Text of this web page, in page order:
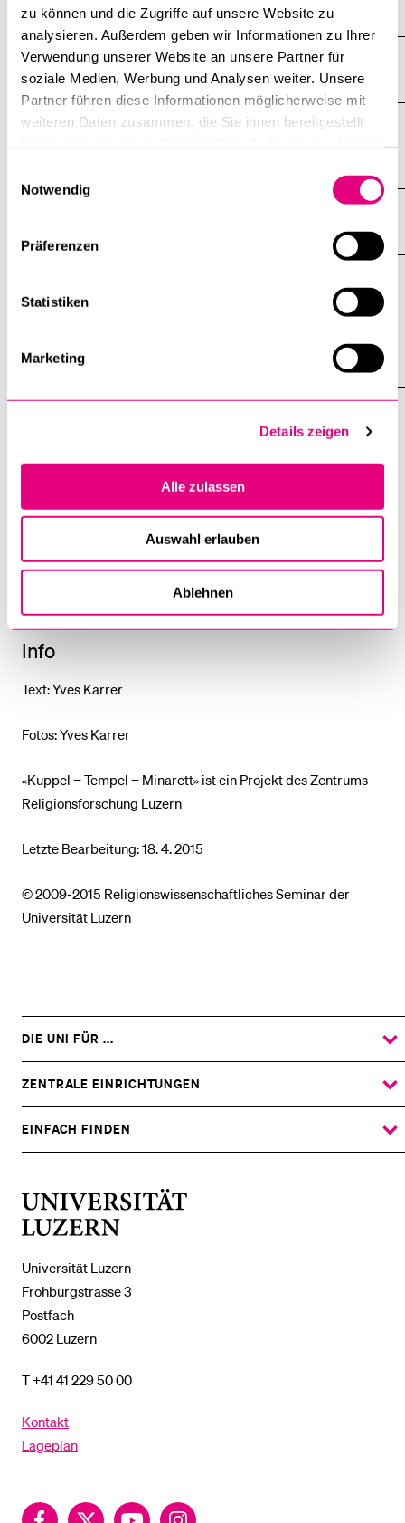
zu können und die Zugriffe auf unsere Website zu
analysieren. Außerdem geben wir Informationen zu Ihrer
Verwendung unserer Website an unsere Partner für
soziale Medien, Werbung und Analysen weiter. Unsere
Partner führen diese Informationen möglicherweise mit
weiteren Daten zusammen, die Sie ihnen bereitgestellt
Notwendig
Präferenzen
Statistiken
Marketing
Details zeigen
Alle zulassen
Auswahl erlauben
Ablehnen
Alle anzeigen
Sektionen
des
öffnen
Lage
Sichtbarmachung
Religiöse Tradition
Homepage der Kirche in Meyrin
Koptisch-orthodoxe Kirche in der Schweiz
Koptisch-orthodoxe Kirche in der Deutschschweiz
Info
Text: Yves Karrer
Fotos: Yves Karrer
«Kuppel − Tempel − Minarett» ist ein Projekt des Zentrums
Religionsforschung Luzern
Letzte Bearbeitung: 18. 4. 2015
© 2009-2015 Religionswissenschaftliches Seminar der
Universität Luzern
Universität Luzern
Frohburgstrasse 3
Postfach
6002 Luzern
T +41 41 229 50 00
Kontakt
Lageplan
FacebookTwitter YouTubeInstagram
DIE UNI FÜR ...
DAS
UNTERMENÜ
ZENTRALE EINRICHTUNGEN
DAS
UNTERMENÜ
EINFACH FINDEN
DAS